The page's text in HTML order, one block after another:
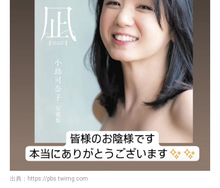
出典： https://pbs.twimg.com